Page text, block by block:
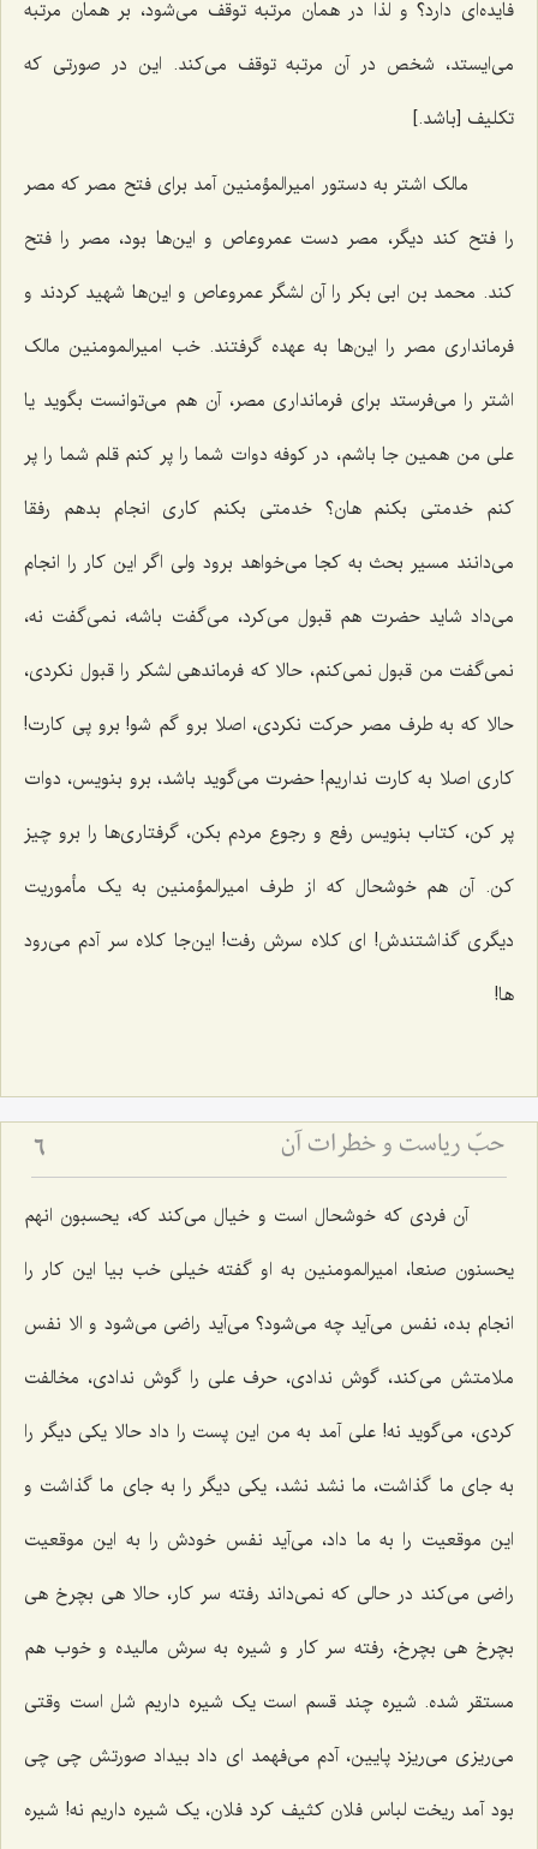
فایده‌ای دارد؟ و لذا در همان مرتبه توقف می‌شود، بر همان مرتبه
می‌ایستد، شخص در آن مرتبه توقف می‌کند. این در صورتی که
تکلیف [باشد.]
مالک اشتر به دستور امیرالمؤمنین آمد برای فتح مصر که مصر
را فتح کند دیگر، مصر دست عمروعاص و این‌ها بود، مصر را فتح
کند. محمد بن ابی بکر را آن لشگر عمروعاص و این‌ها شهید کردند و
فرمانداری مصر را این‌ها به عهده گرفتند. خب امیرالمومنین مالک
اشتر را می‌فرستد برای فرمانداری مصر، آن هم می‌توانست بگوید یا
علی من همین جا باشم، در کوفه دوات شما را پر کنم قلم شما را پر
کنم خدمتی بکنم هان؟ خدمتی بکنم کاری انجام بدهم رفقا
می‌دانند مسیر بحث به کجا می‌خواهد برود ولی اگر این کار را انجام
می‌داد شاید حضرت هم قبول می‌کرد، می‌گفت باشه، نمی‌گفت نه،
نمی‌گفت من قبول نمی‌کنم، حالا که فرماندهی لشکر را قبول نکردی،
حالا که به طرف مصر حرکت نکردی، اصلا برو گم شو! برو پی کارت!
کاری اصلا به کارت نداریم! حضرت می‌گوید باشد، برو بنویس، دوات
پر کن، کتاب بنویس رفع و رجوع مردم بکن، گرفتاری‌ها را برو چیز
کن. آن هم خوشحال که از طرف امیرالمؤمنین به یک مأموریت
دیگری گذاشتندش! ای کلاه سرش رفت! این‌جا کلاه سر آدم می‌رود
ها!
حبّ ریاست و خطرات آن 6
آن فردی که خوشحال است و خیال می‌کند که، یحسبون انهم
یحسنون صنعا، امیرالمومنین به او گفته خیلی خب بیا این کار را
انجام بده، نفس می‌آید چه می‌شود؟ می‌آید راضی می‌شود و الا نفس
ملامتش می‌کند، گوش ندادی، حرف علی را گوش ندادی، مخالفت
کردی، می‌گوید نه! علی آمد به من این پست را داد حالا یکی دیگر را
به جای ما گذاشت، ما نشد نشد، یکی دیگر را به جای ما گذاشت و
این موقعیت را به ما داد، می‌آید نفس خودش را به این موقعیت
راضی می‌کند در حالی که نمی‌داند رفته سر کار، حالا هی بچرخ هی
بچرخ هی بچرخ، رفته سر کار و شیره به سرش مالیده و خوب هم
مستقر شده. شیره چند قسم است یک شیره داریم شل است وقتی
می‌ریزی می‌ریزد پایین، آدم می‌فهمد ای داد بیداد صورتش چی چی
بود آمد ریخت لباس فلان کثیف کرد فلان، یک شیره داریم نه! شیره